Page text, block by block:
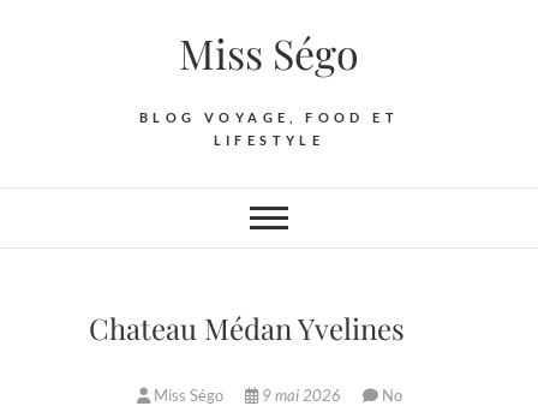
Miss Ségo
BLOG VOYAGE, FOOD ET
LIFESTYLE
Chateau Médan Yvelines
Miss Ségo 9 mai 2026
No